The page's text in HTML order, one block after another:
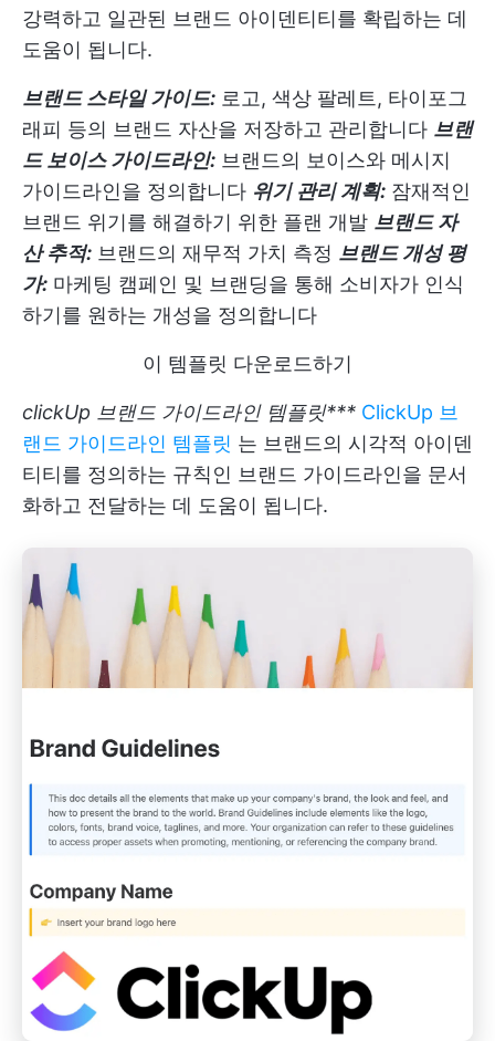
강력하고 일관된 브랜드 아이덴티티를 확립하는 데
도움이 됩니다.
브랜드 스타일 가이드: 로고, 색상 팔레트, 타이포그
래피 등의 브랜드 자산을 저장하고 관리합니다 브랜
드 보이스 가이드라인: 브랜드의 보이스와 메시지
가이드라인을 정의합니다 위기 관리 계획: 잠재적인
브랜드 위기를 해결하기 위한 플랜 개발 브랜드 자
산 추적: 브랜드의 재무적 가치 측정 브랜드 개성 평
가: 마케팅 캠페인 및 브랜딩을 통해 소비자가 인식
하기를 원하는 개성을 정의합니다
이 템플릿 다운로드하기
clickUp 브랜드 가이드라인 템플릿*** ClickUp 브
랜드 가이드라인 템플릿 는 브랜드의 시각적 아이덴
티티를 정의하는 규칙인 브랜드 가이드라인을 문서
화하고 전달하는 데 도움이 됩니다.